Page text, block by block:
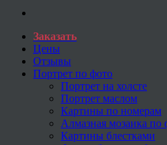
Заказать
Цены
Отзывы
Портрет по фото
Портрет на холсте
Портрет маслом
Картины по номерам
Алмазная мозаика по
Картины блестками